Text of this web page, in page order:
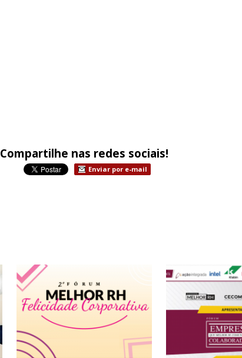
Compartilhe nas redes sociais!
Enviar por e-mail